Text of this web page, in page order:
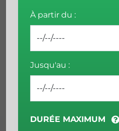
À partir du :
Jusqu'au :
DURÉE MAXIMUM